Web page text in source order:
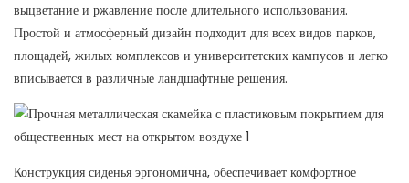
выцветание и ржавление после длительного использования.
Простой и атмосферный дизайн подходит для всех видов парков,
площадей, жилых комплексов и университетских кампусов и легко
вписывается в различные ландшафтные решения.
Конструкция сиденья эргономична, обеспечивает комфортное